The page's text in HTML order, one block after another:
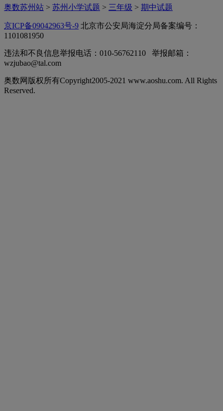
奥数苏州站 > 苏州小学试题 > 三年级 > 期中试题
京ICP备09042963号-9 北京市公安局海淀分局备案编号：
1101081950
违法和不良信息举报电话：010-56762110 举报邮箱：
wzjubao@tal.com
奥数网版权所有Copyright2005-2021 www.aoshu.com. All Rights
Reserved.